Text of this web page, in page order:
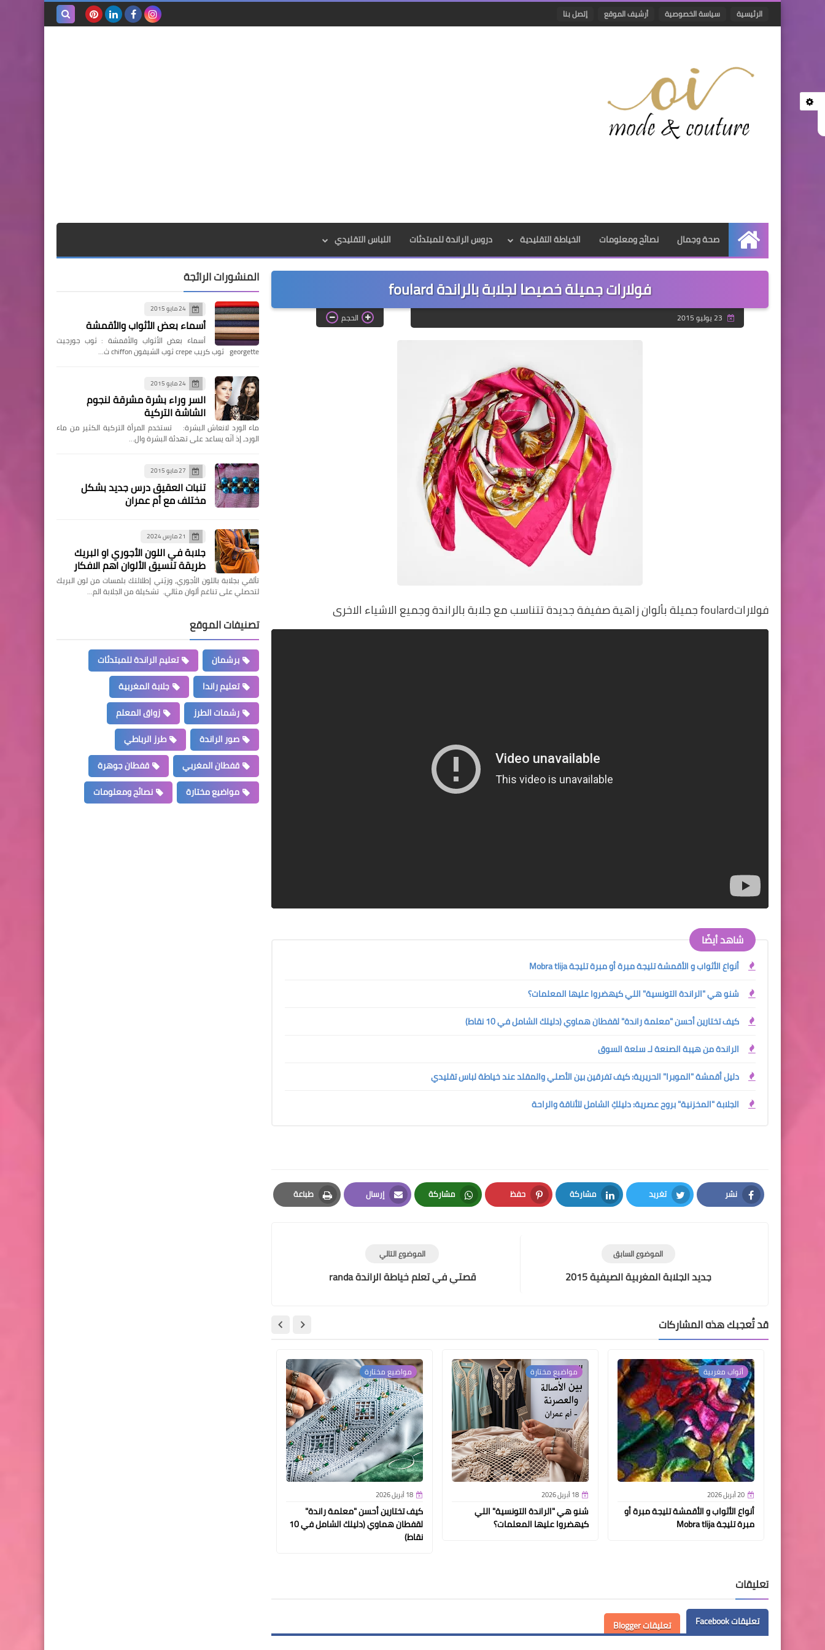
الرئيسية سياسة الخصوصية أرشيف الموقع إتصل بنا
الرئيسية
صحة وجمال نصائح ومعلومات الخياطة التقليدية دروس الراندة للمبتدئات اللباس التقليدي
فولارات جميلة خصيصا لجلابة بالراندة foulard
الحجم
فولاراتfoulard جميلة بألوان زاهية صفيفة جديدة تتناسب مع جلابة بالراندة وجميع الاشياء الاخرى
شاهد أيضًا
أنواع الأثواب و الأقمشة تليجة مبرة أو مبرة تليجة Mobra tlija
شنو هي "الراندة التونسية" اللي كيهضروا عليها المعلمات؟
كيف تختارين أحسن "معلمة راندة" لقفطان هماوي (دليلك الشامل في 10 نقاط)
الراندة من هيبة الصنعة لـ سلعة السوق
دليل أقمشة "الموبرا" الحريرية: كيف تفرقين بين الأصلي والمقلد عند خياطة لباس تقليدي
الجلابة "المخزنية" بروح عصرية: دليلكِ الشامل للأناقة والراحة
نشر
Facebook
تغريد
Twitter
مشاركة
LinkedIn
حفظ
Pinterest
مشاركة
Whatsapp
إرسال
Email
طباعة
Print
الموضوع التالي
قصتي في تعلم خياطة الراندة randa
الموضوع السابق
جديد الجلابة المغربية الصيفية 2015
قد تُعجبك هذه المشاركات
أثواب مغربية
20 أبريل 2026
أنواع الأثواب و الأقمشة تليجة مبرة أو
مبرة تليجة Mobra tlija
مواضيع مختارة
18 أبريل 2026
شنو هي "الراندة التونسية" اللي
كيهضروا عليها المعلمات؟
مواضيع مختارة
18 أبريل 2026
كيف تختارين أحسن "معلمة راندة"
لقفطان هماوي (دليلك الشامل في 10
نقاط)
تعليقات
تعليقات Facebook تعليقات Blogger
المنشورات الرائجة
24 مايو 2015
أسماء بعض الأثواب والأقمشة
أسماء بعض الأثواب والأقمشة : ثوب جورجيت
georgette ثوب كريب crepe ثوب الشيفون chiffon ث…
24 مايو 2015
السر وراء بشرة مشرقة لنجوم
الشاشة التركية
ماء الورد لانعاش البشرة: تستخدم المرأة التركية الكثير من ماء
الورد، إذ أنّه يساعد على تهدئة البشرة وال…
27 مايو 2015
تنبات العقيق درس جديد بشكل
مختلف مع أم عمران
21 مارس 2024
جلابة في اللون الأجوري او البريك
طريقة تنسيق الألوان اهم الافكار
تألقي بجلابة باللون الأجوري، وزيّني إطلالتك بلمسات من لون البريك
لتحصلي على تناغم ألوان مثالي. تشكيلة من الجلابة الم…
تصنيفات الموقع
برشمان
تعليم الراندة للمبتدئات
تعليم راندا
جلابة المغربية
رشمات الطرز
زواق المعلم
صور الراندة
طرز الرباطي
قفطان المغربي
قفطان جوهرة
مواضيع مختارة
نصائح ومعلومات